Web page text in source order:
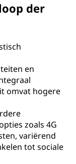
der
en
omvat hogere
zoals 4G
variërend
tot sociale